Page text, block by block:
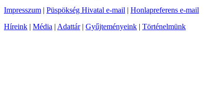
Impresszum | Püspökség Hivatal e-mail | Honlapreferens e-mail
Híreink | Média | Adattár| Gyűjteményeink | Történelmünk